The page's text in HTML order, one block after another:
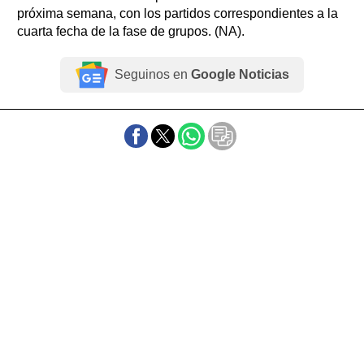
próxima semana, con los partidos correspondientes a la
cuarta fecha de la fase de grupos. (NA).
Seguinos en Google Noticias